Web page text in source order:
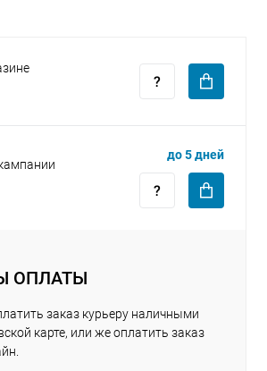
до 5 дней
ОПЛАТЫ
заказ курьеру наличными
карте, или же оплатить заказ
раз в 2 недели